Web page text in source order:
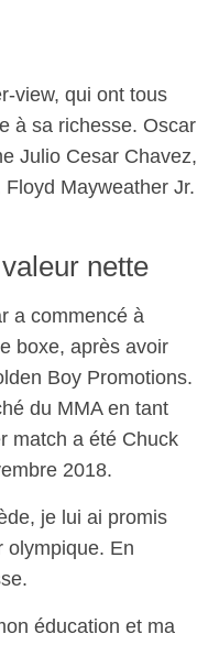
view, qui ont tous
à sa richesse. Oscar
Julio Cesar Chavez,
Mayweather Jr.
nette
a commencé à
boxe, après avoir
Boy Promotions.
du MMA en tant
match a été Chuck
2018.
je lui ai promis
olympique. En
éducation et ma